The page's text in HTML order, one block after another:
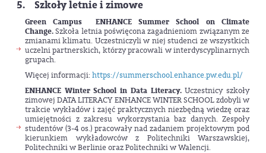
5. Szkoły letnie i zimowe
Green Campus ENHANCE Summer School on Climate
Change.Szkoła letnia poświęcona zagadnieniom związanym ze
zmianami klimatu. Uczestniczyli w niej studenci ze wszystkich
uczelni partnerskich, którzy pracowali w interdyscyplinarnych
grupach.
Więcej informacji:https://summerschool.enhance.pw.edu.pl/
ENHANCE Winter School in Data Literacy.Uczestnicy szkoły
zimowej DATA LITERACY ENHANCE WINTER SCHOOL zdobyli w
trakcie wykładów i zajęć praktycznych niezbędną wiedzę oraz
umiejętności z zakresu wykorzystania baz danych. Zespoły
studentów (3-4 os.) pracowały nad zadaniem projektowym pod
kierunkiem wykładowców z Politechniki Warszawskiej,
Politechniki w Berlinie oraz Politechniki w Walencji.